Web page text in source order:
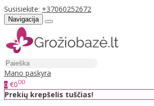
Susisiekite: +37060252672
Navigacija
Mano paskyra
0 €000
Prekių krepšelis tuščias!